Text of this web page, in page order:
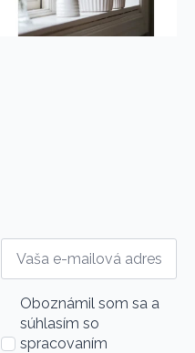
Vaša
Name
Oboznámil som sa a
súhlasím so
spracovaním